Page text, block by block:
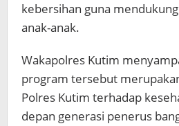
kebersihan guna
anak-anak.
Wakapolres Kutim
program tersebut
Polres Kutim terhadap
depan generasi penerus